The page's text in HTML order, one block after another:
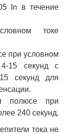
In в течение
токе
при условном
15 секунд с
секунд для
полюсе при
240 секунд.
тока не